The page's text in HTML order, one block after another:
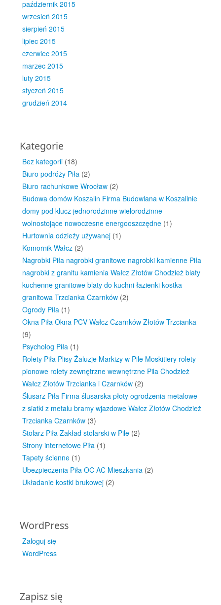
październik 2015
wrzesień 2015
sierpień 2015
lipiec 2015
czerwiec 2015
marzec 2015
luty 2015
styczeń 2015
grudzień 2014
Kategorie
Bez kategorii (18)
Biuro podróży Piła (2)
Biuro rachunkowe Wrocław (2)
Budowa domów Koszalin Firma Budowlana w Koszalinie
domy pod klucz jednorodzinne wielorodzinne
wolnostojące nowoczesne energooszczędne (1)
Hurtownia odzieży używanej (1)
Komornik Wałcz (2)
Nagrobki Piła nagrobki granitowe nagrobki kamienne Piła
nagrobki z granitu kamienia Wałcz Złotów Chodzież blaty
kuchenne granitowe blaty do kuchni łazienki kostka
granitowa Trzcianka Czarnków (2)
Ogrody Piła (1)
Okna Piła Okna PCV Wałcz Czarnków Złotów Trzcianka
(9)
Psycholog Piła (1)
Rolety Piła Plisy Żaluzje Markizy w Pile Moskitiery rolety
pionowe rolety zewnętrzne wewnętrzne Pila Chodzież
Wałcz Złotów Trzcianka i Czarnków (2)
Ślusarz Piła Firma ślusarska płoty ogrodzenia metalowe
z siatki z metalu bramy wjazdowe Wałcz Złotów Chodzież
Trzcianka Czarnków (3)
Stolarz Piła Zakład stolarski w Pile (2)
Strony internetowe Piła (1)
Tapety ścienne (1)
Ubezpieczenia Piła OC AC Mieszkania (2)
Układanie kostki brukowej (2)
WordPress
Zaloguj się
WordPress
Zapisz się